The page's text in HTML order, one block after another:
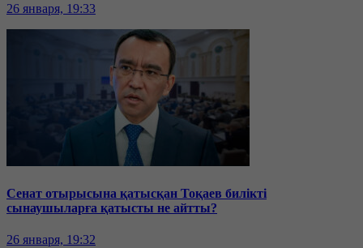
26 января, 19:33
Сенат отырысына қатысқан Тоқаев билікті
сынаушыларға қатысты не айтты?
26 января, 19:32